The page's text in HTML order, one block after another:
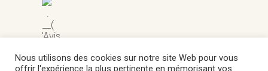
Garantis,cliquez ici pour afficher l'attestation.
Nous utilisons des cookies sur notre site Web pour vous
offrir l'expérience la plus pertinente en mémorisant vos